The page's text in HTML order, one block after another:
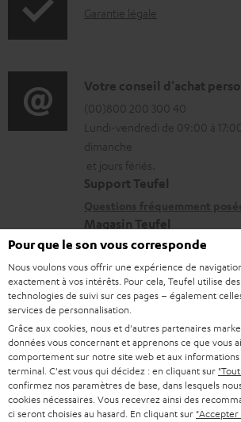
l
h
a
r
g
e
b
l
e
s
r
t
i
o
n
s
e
l
a
t
i
v
e
s
I
o
r
m
a
t
o
n
s
r
e
l
a
t
Garantie légale
D
é
t
a
i
s
c
o
n
t
a
c
t
Votre conseil d'achat
(00)800 200 300 40
Lundi-vendredi de 09:00 à
dimanche
et jours fériés.
Support Teufel
Magasin Teufel
Faites l’expérience de nos
laissez-vous conseiller
magasins.
Vue d’ensemble
Pour que le son vous corresponde
Nous voulons vous offrir une expérience de
exactement à vos intérêts. Pour cela, Teufel utilise
technologies de suivi sur ces pages – également
services de personnalisation.
Grâce aux cookies, nous et d'autres partenaires
données vous concernant et apprenons ce que vous
comportement sur notre site web et aux
terminal. C'est vous qui décidez : en cliquant sur
confirmez nos paramètres de base, dans lesquels
cookies nécessaires. Vous recevrez ainsi des
ci seront choisies au hasard. En cliquant sur